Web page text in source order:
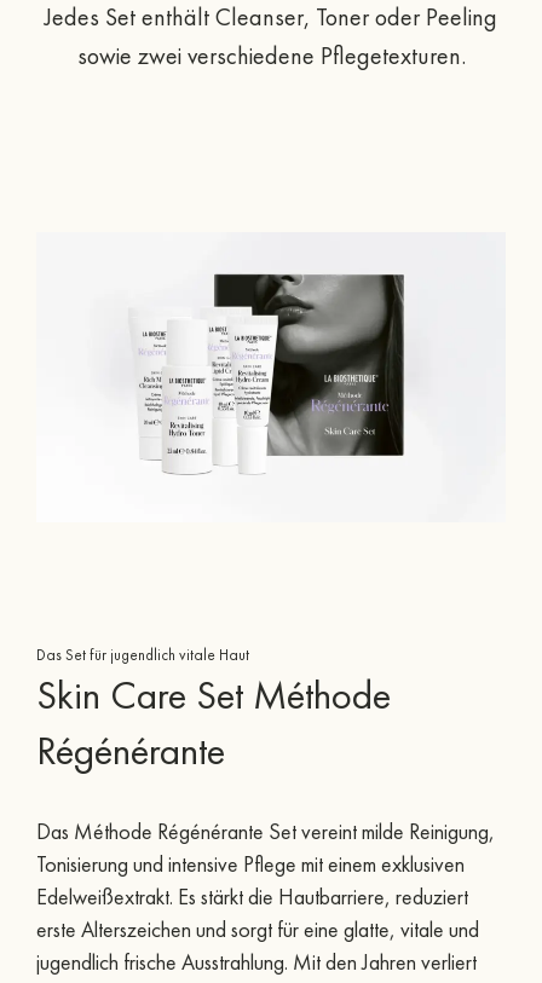
Jedes Set enthält Cleanser, Toner oder Peeling
sowie zwei verschiedene Pflegetexturen.
Das Set für jugendlich vitale Haut
Skin Care Set Méthode
Régénérante
Das Méthode Régénérante Set vereint milde Reinigung,
Tonisierung und intensive Pflege mit einem exklusiven
Edelweißextrakt. Es stärkt die Hautbarriere, reduziert
erste Alterszeichen und sorgt für eine glatte, vitale und
jugendlich frische Ausstrahlung. Mit den Jahren verliert